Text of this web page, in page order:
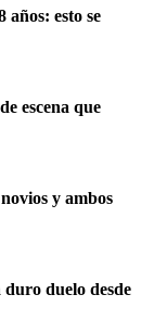
esto se
escena que
y ambos
duelo desde